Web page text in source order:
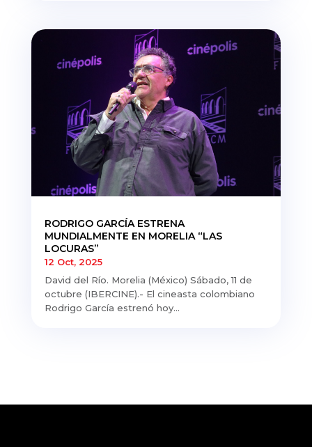
RODRIGO GARCÍA ESTRENA
MUNDIALMENTE EN MORELIA “LAS
LOCURAS”
12 Oct, 2025
David del Río. Morelia (México) Sábado, 11 de
octubre (IBERCINE).- El cineasta colombiano
Rodrigo García estrenó hoy...